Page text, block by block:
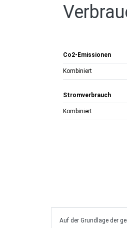
Co2-Emissionen
Kombiniert
Stromverbrauch
Kombiniert
Auf der Grundlage der